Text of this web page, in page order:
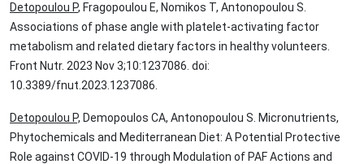
Detopoulou P, Fragopoulou E, Nomikos T, Antonopoulou S.
Associations of phase angle with platelet-activating factor
metabolism and related dietary factors in healthy volunteers.
Front Nutr. 2023 Nov 3;10:1237086. doi:
10.3389/fnut.2023.1237086.
Detopoulou P, Demopoulos CA, Antonopoulou S. Micronutrients,
Phytochemicals and Mediterranean Diet: A Potential Protective
Role against COVID-19 through Modulation of PAF Actions and